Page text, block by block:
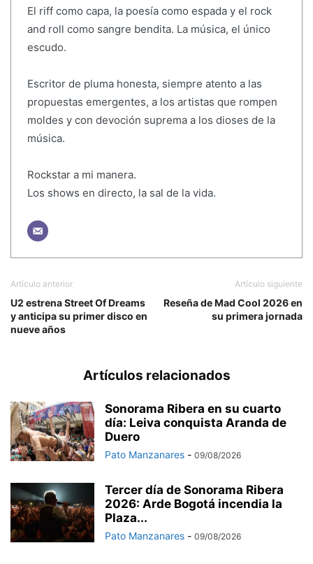
El riff como capa, la poesía como espada y el rock
and roll como sangre bendita. La música, el único
escudo.
Escritor de pluma honesta, siempre atento a las
propuestas emergentes, a los artistas que rompen
moldes y con devoción suprema a los dioses de la
música.
Rockstar a mi manera.
Los shows en directo, la sal de la vida.
Artículo anterior
U2 estrena Street Of Dreams
y anticipa su primer disco en
nueve años
Artículo siguiente
Reseña de Mad Cool 2026 en
su primera jornada
Artículos relacionados
Sonorama Ribera en su cuarto
día: Leiva conquista Aranda de
Duero
Pato Manzanares - 09/08/2026
Tercer día de Sonorama Ribera
2026: Arde Bogotá incendia la
Plaza...
Pato Manzanares - 09/08/2026